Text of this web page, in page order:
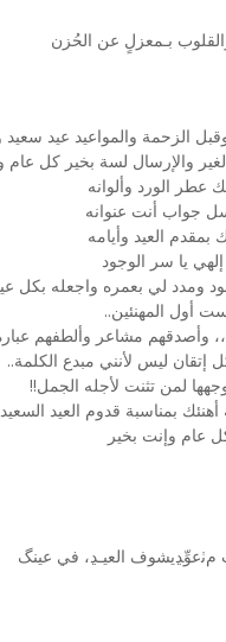
بـمعزلٍ عن الحُزن
الزحمة والمواعيد عيد
والإرسال لسة بخير كل عام
عطر الورد وألوانه
جواب أنت عنوانه
بمقدم العيد وأيامه
إلهي يا سر الوجود
ومدد لي بعمره واجعله بكل
أول المهنئين..
وأصدقهم مشاعر وألطفهم
إتقان ليس لأنني مبدع الكلمة..
لمن تثنت لأجله الجمل!!
أهنئك بمناسبة قدوم العيد السعيد
عام وإنت بخير
العيـﮃ، في عينگ